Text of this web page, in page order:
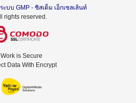
ะบบ GMP - ซิสเต็ม เอ็กเซลเล้นท์
rights reserved.
Work is Secure
Data With Encrypt